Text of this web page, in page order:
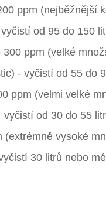
ppm (nejběžnější
vyčistí od 95 do 150
300 ppm (velké
- vyčistí od 55 do
ppm (velmi velké
vyčistí od 30 do 55
(extrémně vysoké
30 litrů nebo